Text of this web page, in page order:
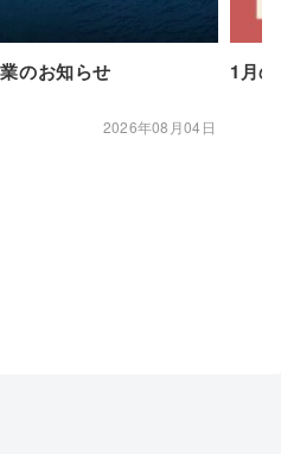
のお知らせ
2026年08月04日
1月